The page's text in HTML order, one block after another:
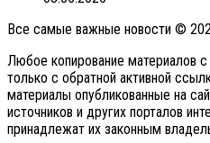
Все самые важные новости ©
Любое копирование материалов
только с обратной активной
материалы опубликованные на
источников и других порталов
принадлежат их законным